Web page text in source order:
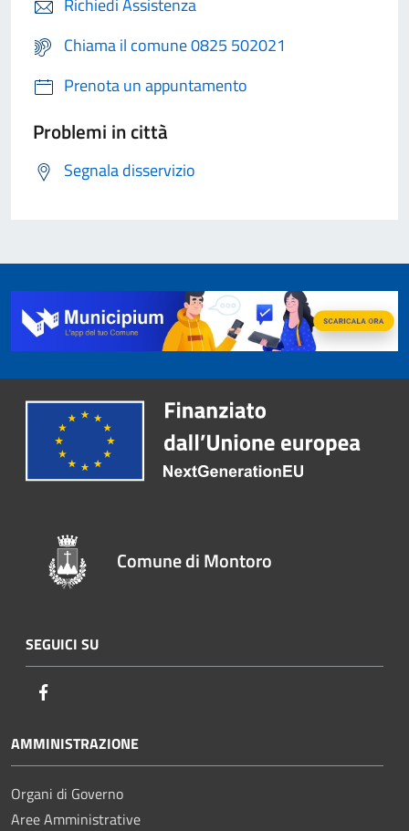
Richiedi Assistenza
Chiama il comune 0825 502021
Prenota un appuntamento
Problemi in città
Segnala disservizio
Comune di Montoro
SEGUICI SU
AMMINISTRAZIONE
Organi di Governo
Aree Amministrative